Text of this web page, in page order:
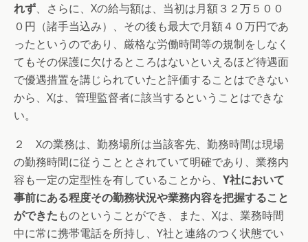
れず、さらに、Xの給与額は、当初は月額３２万５００
０円（諸手当込み）、その後も最大で月額４０万円であ
ったというのであり、厳格な労働時間等の規制をしなく
てもその保護に欠けるところはないといえるほど待遇面
で優遇措置を講じられていたと評価することはできない
から、Xは、管理監督者に該当するということはできな
い。
２ Xの業務は、勤務場所は当該客先、勤務時間は現場
の勤務時間に従うこととされていて明確であり、業務内
容も一定の定型性を有していることから、 Y社において
事前にある程度その勤務状況や業務内容を把握すること
ができたものということができ、また、Xは、業務時間
中に常に携帯電話を所持し、Y社と連絡のつく状態でい